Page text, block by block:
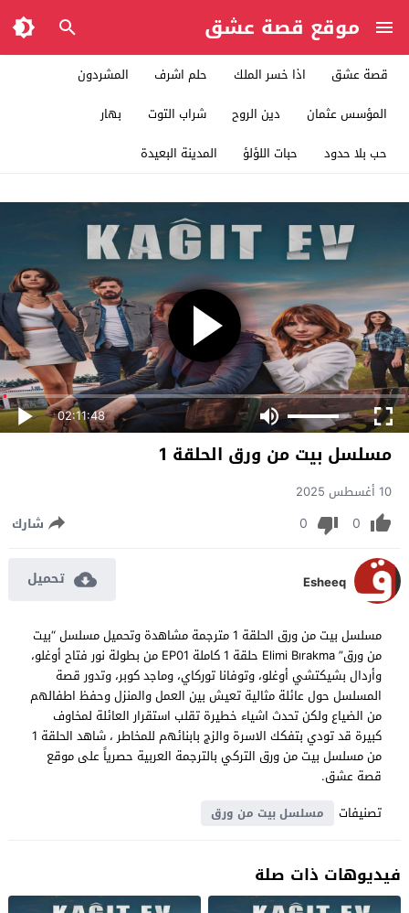
موقع قصة عشق
قصة عشق اذا خسر الملك حلم اشرف
المشردون
المؤسس عثمان
دين الروح شراب التوت
بهار
حب بلا حدود
حبات اللؤلؤ المدينة البعيدة
02:11:48
مسلسل بيت من ورق الحلقة 1
10 أغسطس 2025
0
0 شارك
Esheeq تحميل
مسلسل بيت من ورق الحلقة 1 مترجمة مشاهدة وتحميل مسلسل “بيت
من ورق” Elimi Bırakma حلقة 1 كاملة EP01 من بطولة نور فتاح أوغلو،
وأردال بشيكتشي أوغلو، وتوفانا توركاي، وماجد كوبر، وتدور قصة
المسلسل حول عائلة مثالية تعيش بين العمل والمنزل وحفظ اطفالهم
من الضياع ولكن تحدث اشياء خطيرة تقلب استقرار العائلة لمخاوف
كبيرة قد تودي بتفكك الاسرة والزج بابنائهم للمخاطر ، شاهد الحلقة 1
من مسلسل بيت من ورق التركي بالترجمة العربية حصرياً على موقع
قصة عشق.
تصنيفات
مسلسل بيت من ورق
فيديوهات ذات صلة